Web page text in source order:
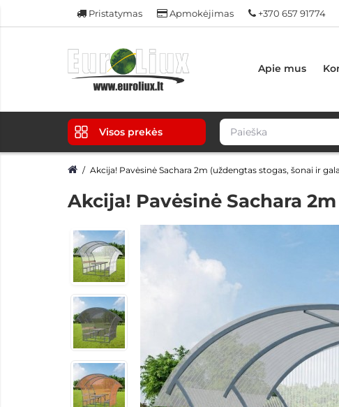
Pristatymas Apmokėjimas +370 657 91774
Apie mus
Visos prekės
Akcija! Pavėsinė Sachara 2m (uždengtas stogas, šonai ir
Akcija! Pavėsinė Sachara